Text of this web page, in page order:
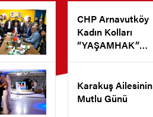
CHP Arnavutköy
Kadın Kolları
“YAŞAMHAK”
Karakuş Ailesinin
Mutlu Günü